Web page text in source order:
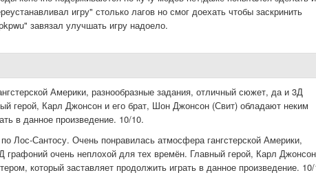
игру" столько лагов но смог доехать чтобы заскринить
завязал улучшать игру надоело.
Америки, разнообразные задания, отличный сюжет, да и 3Д
герой, Карл Джонсон и его брат, Шон Джонсон (Свит) обладают неким
в данное произведение. 10/10.
Лос-Сантосу. Очень понравилась атмосфера гангстерской Америки,
очень неплохой для тех времён. Главный герой, Карл
который заставляет продолжить играть в данное произведение.